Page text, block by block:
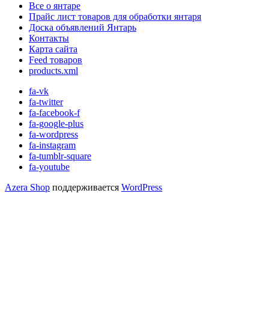
Все о янтаре
Прайс лист товаров для обработки янтаря
Доска объявлений Янтарь
Контакты
Карта сайта
Feed товаров
products.xml
fa-vk
fa-twitter
fa-facebook-f
fa-google-plus
fa-wordpress
fa-instagram
fa-tumblr-square
fa-youtube
Azera Shop поддерживается WordPress